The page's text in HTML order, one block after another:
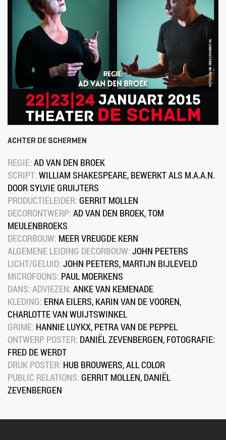
ACHTER DE SCHERMEN
REGIE: AD VAN DEN BROEK
SCRIPT: WILLIAM SHAKESPEARE, BEWERKT ALS M.A.A.N.
DOOR SYLVIE GRUIJTERS
PRODUCTIELEIDER: GERRIT MOLLEN
DECORONTWERP: AD VAN DEN BROEK, TOM
MEULENBROEKS
DECORBOUW: MEER VREUGDE KERN
ALGEMENE LEIDING DECORBOUW: JOHN PEETERS
LICHT/GELUID: JOHN PEETERS, MARTIJN BIJLEVELD
MICROFOONS: PAUL MOERKENS
DANS: ADVIEZEN: ANKE VAN KEMENADE
KLEDING: ERNA EILERS, KARIN VAN DE VOOREN,
CHARLOTTE VAN WUIJTSWINK​EL
GRIME: HANNIE LUYKX, PETRA VAN DE PEPPEL
ONTWERP POSTER: DANIËL ZEVENBERGEN, FOTOGRAFIE:
FRED DE WERDT
DRUK POSTER: HUB BROUWERS, ALL COLOR
PUBLIC RELATIONS: GERRIT MOLLEN, DANIËL
ZEVENBERGEN